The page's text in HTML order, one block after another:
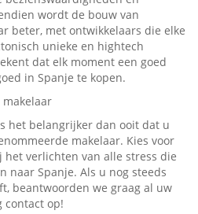
wordt de bouw van
beter, met ontwikkelaars die elke
unieke en hightech
dat elk moment een goed
in Spanje te kopen.
het belangrijker dan ooit dat u
makelaar. Kies voor
verlichten van alle stress die
naar Spanje. Als u nog steeds
beantwoorden we graag al uw
contact op!